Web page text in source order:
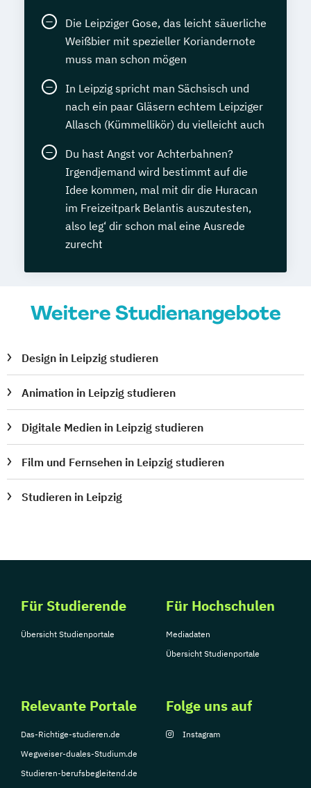
Die Leipziger Gose, das leicht säuerliche
Weißbier mit spezieller Koriandernote
muss man schon mögen
In Leipzig spricht man Sächsisch und
nach ein paar Gläsern echtem Leipziger
Allasch (Kümmellikör) du vielleicht auch
Du hast Angst vor Achterbahnen?
Irgendjemand wird bestimmt auf die
Idee kommen, mal mit dir die Huracan
im Freizeitpark Belantis auszutesten,
also leg‘ dir schon mal eine Ausrede
zurecht
Weitere Studienangebote
Design in Leipzig studieren
Animation in Leipzig studieren
Digitale Medien in Leipzig studieren
Film und Fernsehen in Leipzig studieren
Studieren in Leipzig
Für Studierende
Übersicht Studienportale
Für Hochschulen
Mediadaten
Übersicht Studienportale
Relevante Portale
Das-Richtige-studieren.de
Wegweiser-duales-Studium.de
Studieren-berufsbegleitend.de
Folge uns auf
Instagram